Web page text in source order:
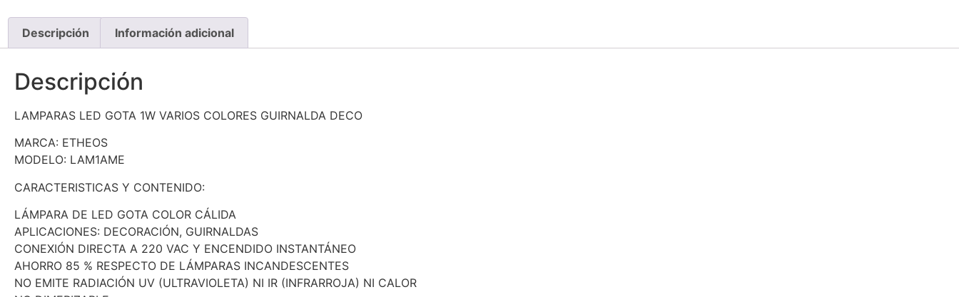
Descripción Información adicional
Descripción
LAMPARAS LED GOTA 1W VARIOS COLORES GUIRNALDA DECO
MARCA: ETHEOS
MODELO: LAM1AME
CARACTERISTICAS Y CONTENIDO:
LÁMPARA DE LED GOTA COLOR CÁLIDA
APLICACIONES: DECORACIÓN, GUIRNALDAS
CONEXIÓN DIRECTA A 220 VAC Y ENCENDIDO INSTANTÁNEO
AHORRO 85 % RESPECTO DE LÁMPARAS INCANDESCENTES
NO EMITE RADIACIÓN UV (ULTRAVIOLETA) NI IR (INFRARROJA) NI CALOR